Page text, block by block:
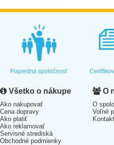
Popredná spoločnosť
Všetko o nákupe
Ako nakupovať
Cena dopravy
Ako platiť
Ako reklamovať
Servisné strediská
Obchodné podmienky
O
O
Voľné